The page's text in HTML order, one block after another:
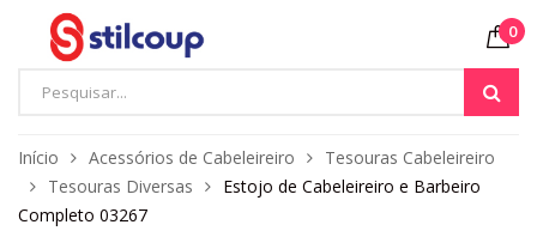
0
Início Acessórios de Cabeleireiro
Tesouras Cabeleireiro
Tesouras Diversas
Estojo de Cabeleireiro e Barbeiro
Completo 03267